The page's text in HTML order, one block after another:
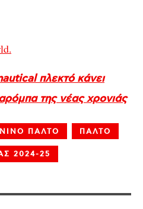
πλεκτό κάνει
της νέας χρονιάς
ΠΑΛΤΟ ΠΑΛΤΟ
2024-25